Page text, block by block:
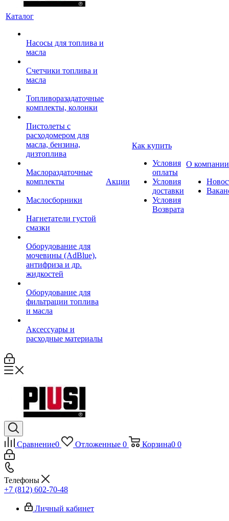
Каталог
Насосы для топлива и
масла
Счетчики топлива и
масла
Топливоразадаточные
комплекты, колонки
Пистолеты с
расходомером для
масла, бензина,
дизтоплива
Маслораздаточные
комплекты
Маслосборники
Нагнетатели густой
смазки
Оборудование для
мочевины (AdBlue),
антифриза и др.
жидкостей
Оборудование для
фильтрации топлива
и масла
Аксессуары и
расходные материалы
Акции
Как купить
Условия
оплаты
Условия
доставки
Условия
Возврата
О компании
Сравнение0 Отложенные 0 Корзина0 0
Телефоны
+7 (812) 602-70-48
Личный кабинет